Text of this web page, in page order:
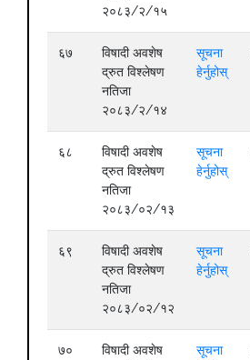
२०८३/२/१५
६७
विषादी अवशेष
द्रुत विश्लेषण
नतिजा
२०८३/२/१४
सूचना
हेर्नुहोस्
६८
विषादी अवशेष
द्रुत विश्लेषण
नतिजा
२०८३/०२/१३
सूचना
हेर्नुहोस्
६९
विषादी अवशेष
द्रुत विश्लेषण
नतिजा
२०८३/०२/१२
सूचना
हेर्नुहोस्
७०
विषादी अवशेष
सूचना